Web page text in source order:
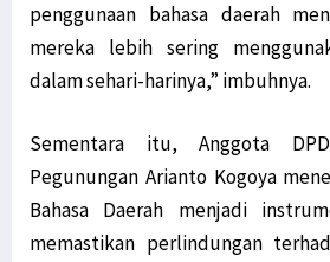
penggunaan bahasa daerah
mereka lebih sering
dalam sehari-harinya,” imbuhnya.
Sementara itu, Anggota
Pegunungan Arianto Kogoya
Bahasa Daerah menjadi
memastikan perlindungan